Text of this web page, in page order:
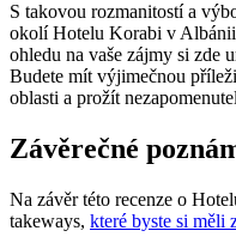
S takovou ⁣rozmanitostí a
okolí ⁤Hotelu Korabi v Albánii
ohledu na‍ vaše zájmy si zde
Budete mít výjimečnou
oblasti a prožít
Závěrečné
Na závěr ​této recenze o
takeways, které byste si měli